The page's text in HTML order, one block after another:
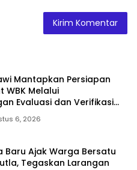
Mantapkan Persiapan
WBK Melalui
Evaluasi dan Verifikasi
6, 2026
Baru Ajak Warga Bersatu
Tegaskan Larangan